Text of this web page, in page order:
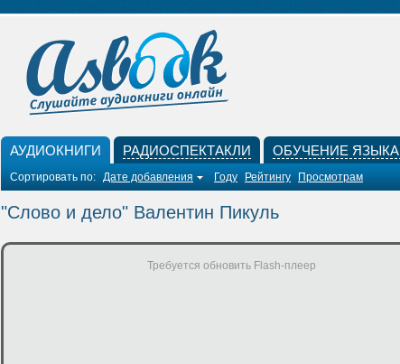
АУДИОКНИГИ РАДИОСПЕКТАКЛИ ОБУЧЕНИЕ
Сортировать по: Дате добавления Году Рейтингу Просмотрам
"Слово и дело" Валентин Пикуль
Требуется обновить Flash-плеер